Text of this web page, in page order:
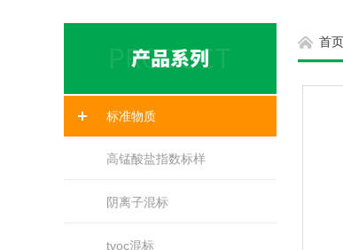
标准物质
高锰酸盐指数标样
阴离子混标
tvoc混标
首页